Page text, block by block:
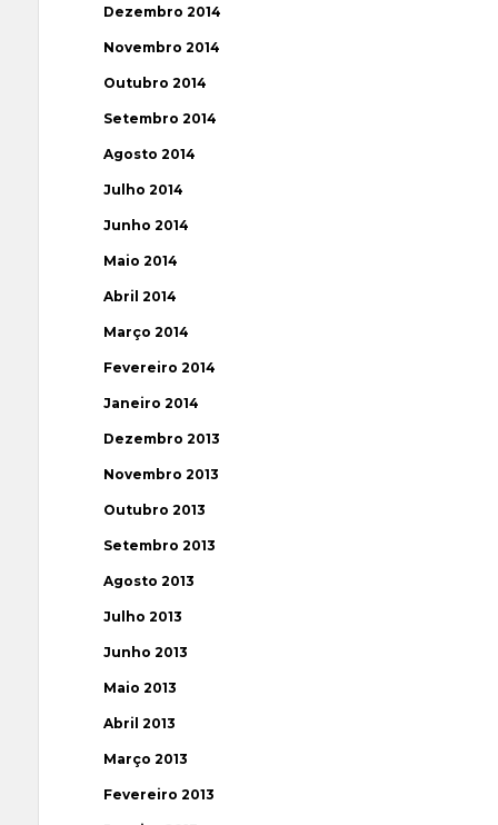
Dezembro 2014
Novembro 2014
Outubro 2014
Setembro 2014
Agosto 2014
Julho 2014
Junho 2014
Maio 2014
Abril 2014
Março 2014
Fevereiro 2014
Janeiro 2014
Dezembro 2013
Novembro 2013
Outubro 2013
Setembro 2013
Agosto 2013
Julho 2013
Junho 2013
Maio 2013
Abril 2013
Março 2013
Fevereiro 2013